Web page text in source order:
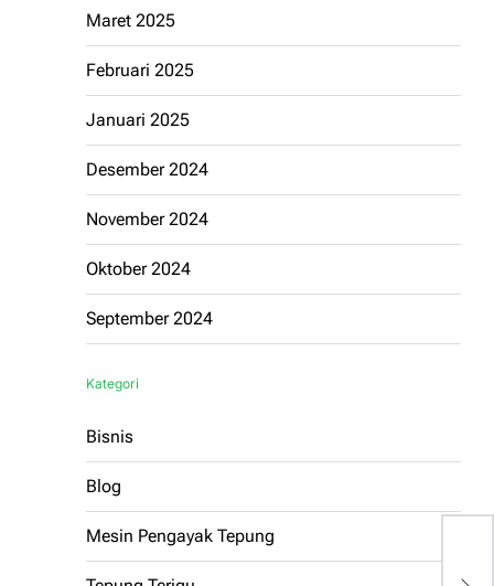
Maret 2025
Februari 2025
Januari 2025
Desember 2024
November 2024
Oktober 2024
September 2024
Kategori
Bisnis
Blog
Mesin Pengayak Tepung